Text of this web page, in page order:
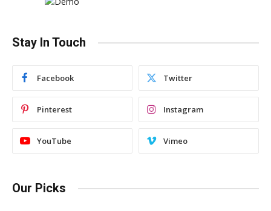
Stay In Touch
Facebook Twitter
Pinterest Instagram
YouTube Vimeo
Our Picks